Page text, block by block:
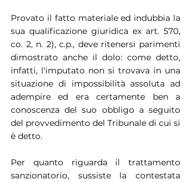
Provato il fatto materiale ed indubbia la
sua qualificazione giuridica ex art. 570,
co. 2, n. 2), c.p., deve ritenersi parimenti
dimostrato anche il dolo: come detto,
infatti, l'imputato non si trovava in una
situazione di impossibilità assoluta ad
adempire ed era certamente ben a
conoscenza del suo obbligo a seguito
del provvedimento del Tribunale di cui si
è detto.
Per quanto riguarda il trattamento
sanzionatorio, sussiste la contestata